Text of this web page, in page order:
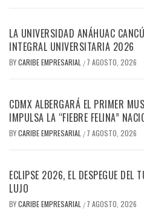
LA UNIVERSIDAD ANÁHUAC
INTEGRAL UNIVERSITARIA 2026
BYCARIBE EMPRESARIAL / 7 AGOSTO, 2026
CDMX ALBERGARÁ EL PRIMER
IMPULSA LA “FIEBRE FELINA”
BYCARIBE EMPRESARIAL / 7 AGOSTO, 2026
ECLIPSE 2026, EL DESPEGUE DEL
LUJO
BYCARIBE EMPRESARIAL / 7 AGOSTO, 2026